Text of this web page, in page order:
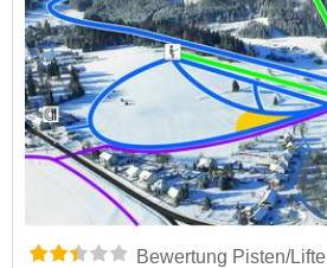
Bewertung Pisten/Lifte